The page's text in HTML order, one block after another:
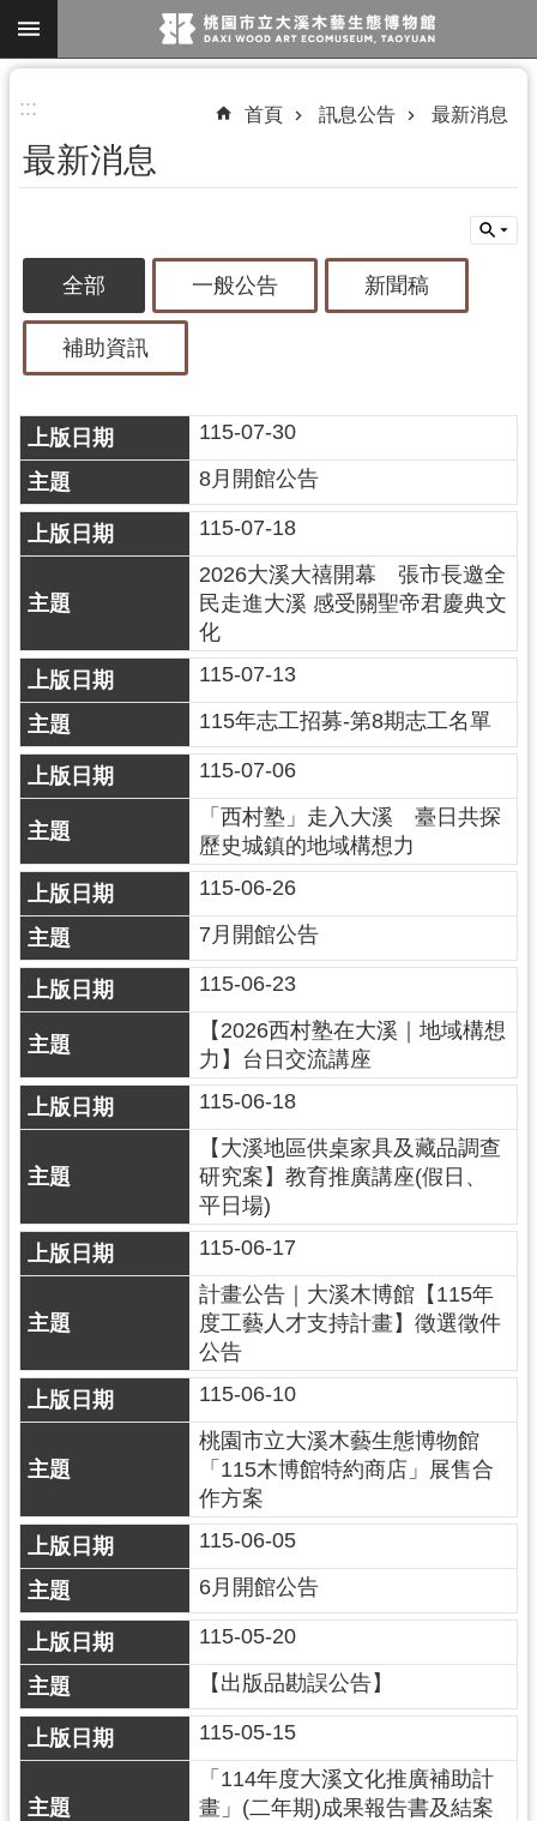
跳到主要內容區塊
搜
尋
參
資
展
覽
便
民
務
活
動
研
究
學
習
資
源
認
識
木
博
訊
息
告
志
工
園
地
版
品
文
商
品
回
首
頁
網
站
覽
::: 首頁 訊息公告 最新消息
最新消息
全部 一般公告 新聞稿
補助資訊
115-07-30
8月開館公告
115-07-18
2026大溪大禧開幕 張市長邀全
民走進大溪 感受關聖帝君慶典文
化
115-07-13
115年志工招募-第8期志工名單
115-07-06
「西村塾」走入大溪 臺日共探
歷史城鎮的地域構想力
115-06-26
7月開館公告
115-06-23
【2026西村塾在大溪｜地域構想
力】台日交流講座
115-06-18
【大溪地區供桌家具及藏品調查
研究案】教育推廣講座(假日、
平日場)
115-06-17
計畫公告｜大溪木博館【115年
度工藝人才支持計畫】徵選徵件
公告
115-06-10
桃園市立大溪木藝生態博物館
「115木博館特約商店」展售合
作方案
115-06-05
6月開館公告
115-05-20
【出版品勘誤公告】
115-05-15
「114年度大溪文化推廣補助計
畫」(二年期)成果報告書及結案